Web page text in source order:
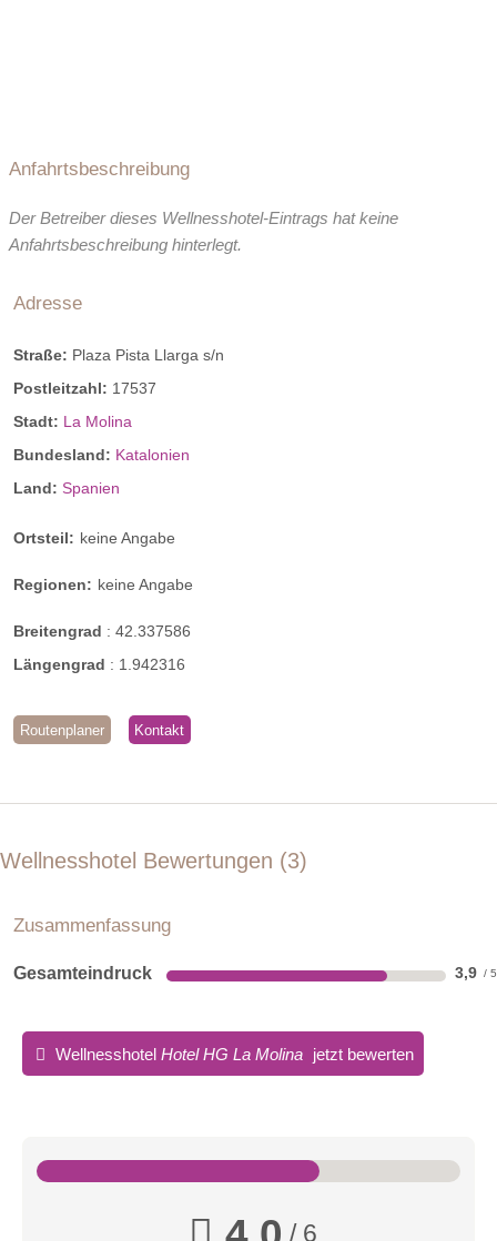
Anfahrtsbeschreibung
Der Betreiber dieses Wellnesshotel-Eintrags hat keine
Anfahrtsbeschreibung hinterlegt.
Adresse
Straße: Plaza Pista Llarga s/n
Postleitzahl: 17537
Stadt: La Molina
Bundesland: Katalonien
Land: Spanien
Ortsteil: keine Angabe
Regionen: keine Angabe
Breitengrad : 42.337586
Längengrad : 1.942316
Routenplaner Kontakt
Wellnesshotel Bewertungen 3
Zusammenfassung
Gesamteindruck 3,9
Wellnesshotel Hotel HG La Molina jetzt bewerten
/ 6